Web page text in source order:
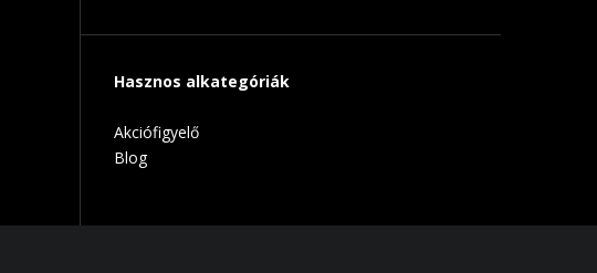
Hasznos alkategóriák
Akciófigyelő
Blog